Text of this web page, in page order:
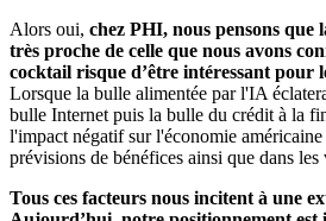
Alors oui, chez PHI, nous pensons que
très proche de celle que nous avons
cocktail risque d’être intéressant pour
Lorsque la bulle alimentée par l'IA
bulle Internet puis la bulle du crédit à la
l'impact négatif sur l'économie
prévisions de bénéfices ainsi que dans
Tous ces facteurs nous incitent à une